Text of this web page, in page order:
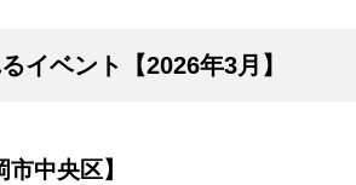
イベント【2026年3月】
中央区】